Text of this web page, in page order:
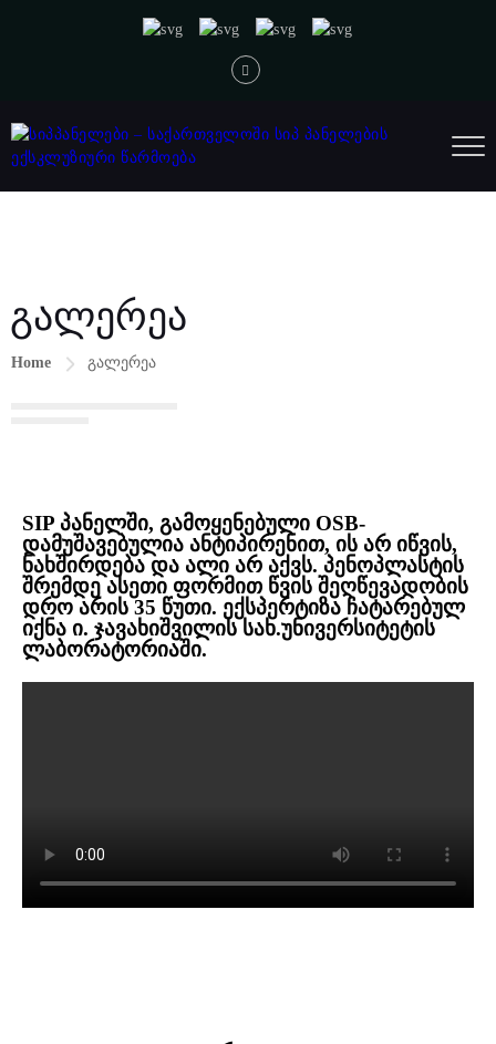
გალერეა
Home გალერეა
SIP პანელში, გამოყენებული OSB-
დამუშავებულია ანტიპირენით, ის არ იწვის,
ნახშირდება და ალი არ აქვს. პენოპლასტის
შრემდე ასეთი ფორმით წვის შეღწევადობის
დრო არის 35 წუთი. ექსპერტიზა ჩატარებულ
იქნა ი. ჯავახიშვილის სახ.უნივერსიტეტის
ლაბორატორიაში.